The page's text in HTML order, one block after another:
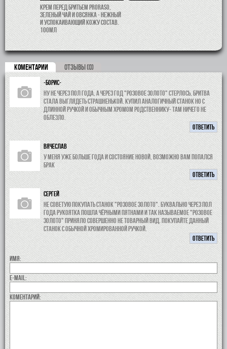
Крем перед бритьем Proraso,
зеленый чай и овсянка - нежный
и успокаивающий кожу состав.
100мл
КОМЕНТАРИИ ОТЗЫВЫ (0)
-Борис-
Ну не через пол года, а через год "розовое золото" стерлось, бритва
стала выглядеть страшненькой. Купил аналогичный станок но с
длинной ручкой и обычным хромом родственнику- там ничего не
облезло.
ОТВЕТИТЬ
Вячеслав
у меня уже больше года и состояние новой, возможно вам попался
брак
ОТВЕТИТЬ
Сергей
Не советую покупать станок "РОЗОВОЕ ЗОЛОТО". Буквально через пол
года рукоятка пошла чёрными пятнами и так называемое "розовое
золото" приняло совершенно не товарный вид. Покупайте данный
станок с обычной хромированной ручкой.
ОТВЕТИТЬ
Имя:
E-MAIL:
коментарий: